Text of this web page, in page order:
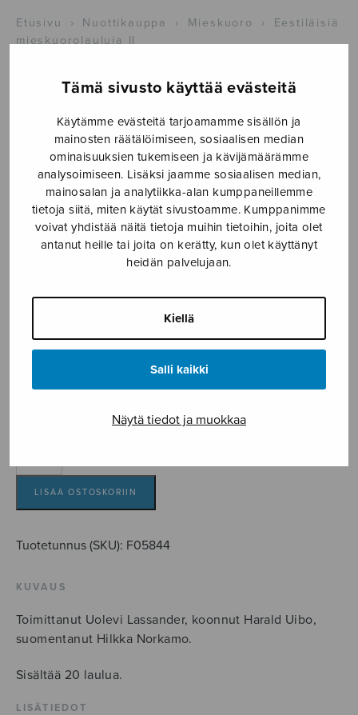
Tämä sivusto käyttää evästeitä
Käytämme evästeitä tarjoamamme sisällön ja
mainosten räätälöimiseen, sosiaalisen median
ominaisuuksien tukemiseen ja kävijämäärämme
analysoimiseen. Lisäksi jaamme sosiaalisen median,
mainosalan ja analytiikka-alan kumppaneillemme
tietoja siitä, miten käytät sivustoamme. Kumppanimme
voivat yhdistää näitä tietoja muihin tietoihin, joita olet
antanut heille tai joita on kerätty, kun olet käyttänyt
heidän palvelujaan.
Kiellä
Salli kaikki
Näytä tiedot ja muokkaa
Etusivu › Nuottikauppa › Mieskuoro ›
Eestiläisiä
mieskuorolauluja II
Eestiläisiä
mieskuorolauluja
mieskuorolauluja
määrä
LISÄÄ OSTOSKORIIN
Tuotetunnus (SKU): F05844
KUVAUS
Toimittanut Uolevi Lassander, koonnut Harald Uibo,
suomentanut Hilkka Norkamo.
Sisältää 20 laulua.
LISÄTIEDOT